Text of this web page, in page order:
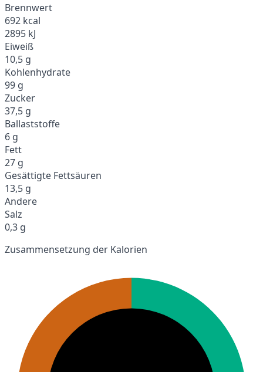
Brennwert
692 kcal
2895 kJ
Eiweiß
10,5 g
Kohlenhydrate
99 g
Zucker
37,5 g
Ballaststoffe
6 g
Fett
27 g
Gesättigte Fettsäuren
13,5 g
Andere
Salz
0,3 g
Zusammensetzung der Kalorien